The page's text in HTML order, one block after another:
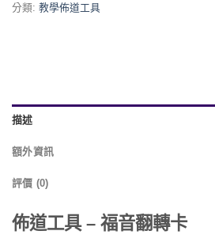
分類: 教學佈道工具
描述
額外資訊
評價 (0)
佈道工具 – 福音翻轉卡